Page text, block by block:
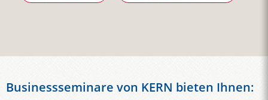
Businessseminare von KERN bieten Ihnen: